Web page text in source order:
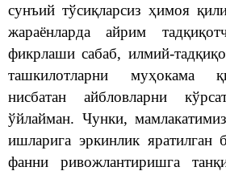
сунъий тўсиқларсиз ҳимоя
жараёнларда айрим
фикрлаши сабаб, илмий-
ташкилотларни муҳокама
нисбатан айбловларни
ўйлайман. Чунки,
ишларига эркинлик
фанни ривожлантиришга